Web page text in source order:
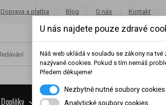
Doprava a platba Blog O nás Kontakt
Doplňky Potraviny Akce
U nás najdete pouze zdravé
Náš web ukládá v souladu se zákony na
nazývané cookies. Pokud s tím nemáš
Předem děkujeme!
Nezbytně nutné soubory cookies
Analytické soubory cookies